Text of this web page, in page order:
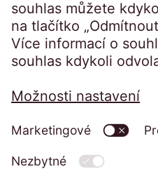
Klienti přihlášení